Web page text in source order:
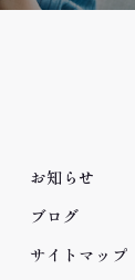
お知らせ
ブログ
サイトマップ